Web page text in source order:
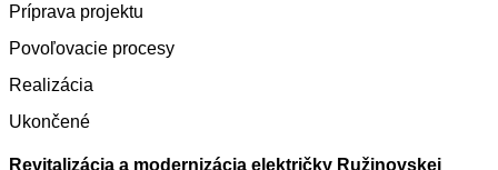
Príprava projektu
Povoľovacie procesy
Realizácia
Ukončené
Revitalizácia a modernizácia električky Ružinovskej